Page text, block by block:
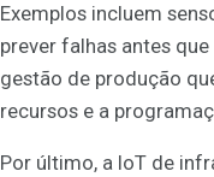
Exemplos incluem
prever falhas antes
gestão de produção
recursos e a
Por último, a IoT de